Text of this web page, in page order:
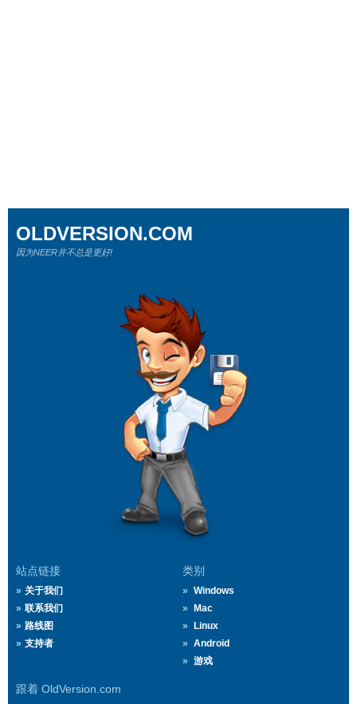
站点链接
关于我们
联系我们
路线图
支持者
类别
Windows
Mac
Linux
Android
游戏
跟着 OldVersion.com
OLDVERSION.COM
因为NEER并不总是更好!